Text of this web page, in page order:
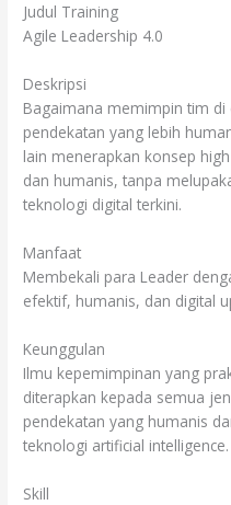
Judul Training
Agile Leadership 4.0
Deskripsi
Bagaimana memimpin tim di
pendekatan yang lebih
lain menerapkan konsep
dan humanis, tanpa
teknologi digital terkini.
Manfaat
Membekali para Leader
efektif, humanis, dan digital
Keunggulan
Ilmu kepemimpinan yang
diterapkan kepada semua
pendekatan yang humanis
teknologi artificial intelligence.
Skill